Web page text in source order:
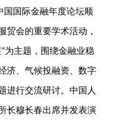
国际金融年度论坛顺
贸会的重要学术活动，
为主题，围绕金融业稳
济、气候投融资、数字
进行交流研讨。中国人
长穆长春出席并发表演